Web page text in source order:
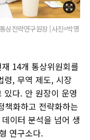
상전략연구원장 [사진=박명
14개 통상위원회를
령, 무역 제도, 시장
있다. 안 원장이 운영
책화하고 전략화하는
이터 분석을 넘어 생
연구소다.